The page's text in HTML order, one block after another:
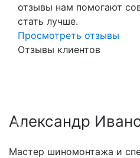
отзывы нам помогают
стать лучше.
Просмотреть отзывы
Отзывы клиентов
Александр
Мастер шиномонтажа и
Previous